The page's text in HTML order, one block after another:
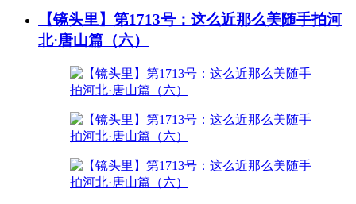
【镜头里】第1713号：这么近那么美随手拍河
北·唐山篇（六）